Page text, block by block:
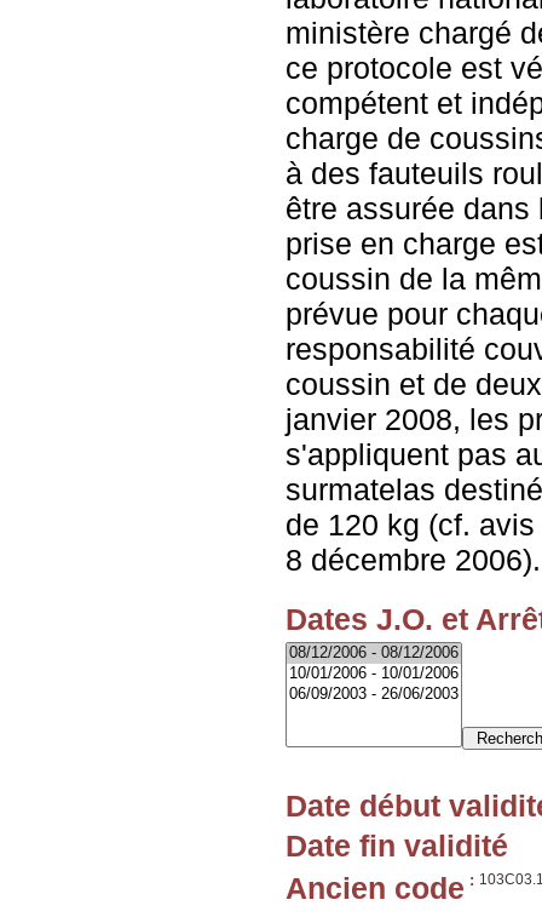
ministère chargé
ce protocole est
compétent et
charge de
à des fauteuils
être assurée
prise en charge
coussin de la
prévue pour
responsabilité
coussin et de
janvier 2008, les
s'appliquent pas
surmatelas
de 120 kg (cf.
8 décembre 2006).
Dates J.O. et
Date début
Date fin validité
Ancien code :